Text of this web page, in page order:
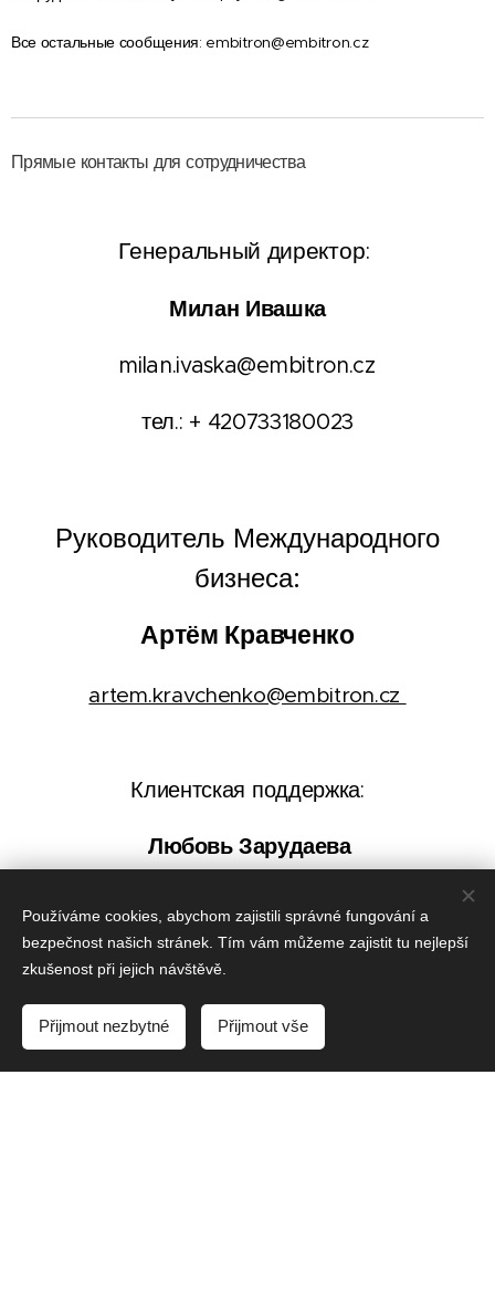
Все остальные сообщения: embitron@embitron.cz
Прямые контакты для сотрудничества
Генеральный директор:
Милан Ивашка
milan.ivaska@embitron.cz
тел.: + 420733180023
Руководитель Международного
бизнеса:
Артём Кравченко
artem.kravchenko@embitron.cz
Клиентская поддержка:
Любовь Зарудаева
Свяжитесь с нами
Používáme cookies, abychom zajistili správné fungování a
bezpečnost našich stránek. Tím vám můžeme zajistit tu nejlepší
zkušenost při jejich návštěvě.
Přijmout nezbytné Přijmout vše